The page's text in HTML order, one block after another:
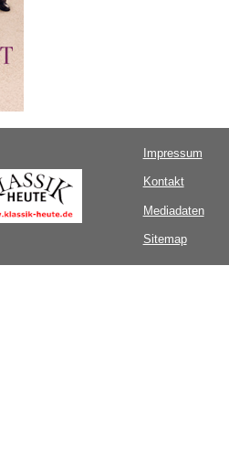
Impressum
Kontakt
Mediadaten
Sitemap